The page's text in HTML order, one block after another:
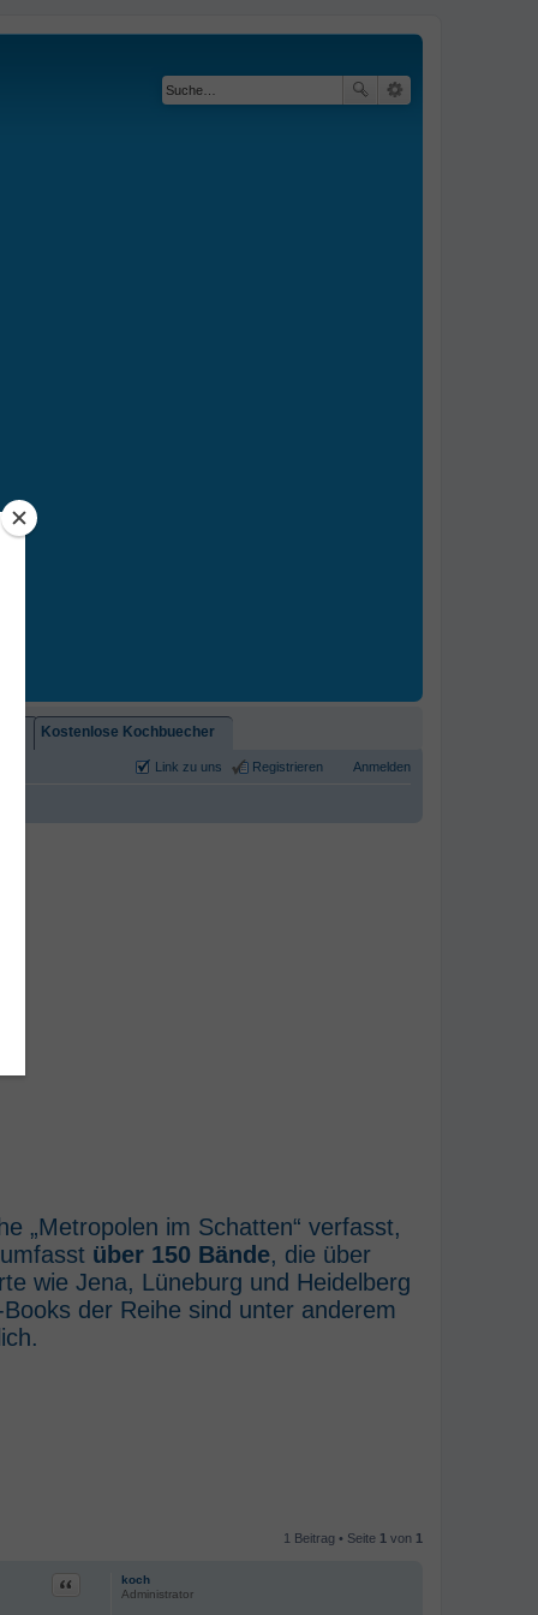
Kostenlose Kochbuecher
Anmelden
Registrieren
Link zu uns
„Metropolen im Schatten“ verfasst,
über 150 Bände, die über
wie Jena, Lüneburg und Heidelberg
der Reihe sind unter anderem
1 Beitrag • Seite 1 von 1
koch
Administrator
Zitat